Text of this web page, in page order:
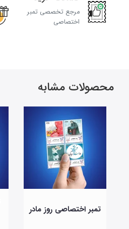
مرجع تخصصی تمبر
اختصاصی
محصولات مشابه
تمبر اختصاصی روز مادر